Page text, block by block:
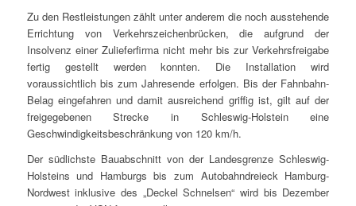
Zu den Restleistungen zählt unter anderem die noch ausstehende
Errichtung von Verkehrszeichenbrücken, die aufgrund der
Insolvenz einer Zulieferfirma nicht mehr bis zur Verkehrsfreigabe
fertig gestellt werden konnten. Die Installation wird
voraussichtlich bis zum Jahresende erfolgen. Bis der Fahnbahn-
Belag eingefahren und damit ausreichend griffig ist, gilt auf der
freigegebenen Strecke in Schleswig-Holstein eine
Geschwindigkeitsbeschränkung von 120 km/h.
Der südlichste Bauabschnitt von der Landesgrenze Schleswig-
Holsteins und Hamburgs bis zum Autobahndreieck Hamburg-
Nordwest inklusive des „Deckel Schnelsen“ wird bis Dezember